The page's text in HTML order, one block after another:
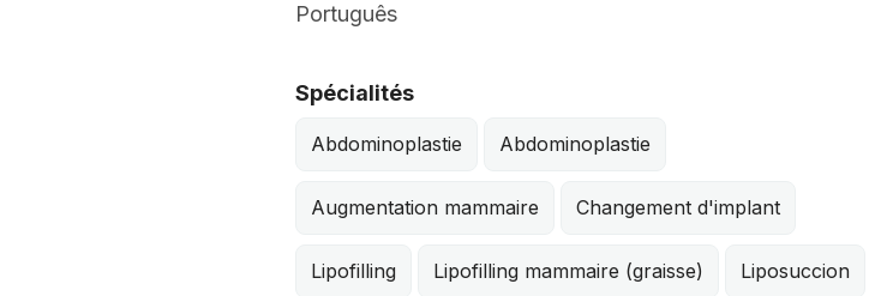
Português
Spécialités
Abdominoplastie Abdominoplastie
Augmentation mammaire Changement d'implant
Lipofilling Lipofilling mammaire (graisse) Liposuccion